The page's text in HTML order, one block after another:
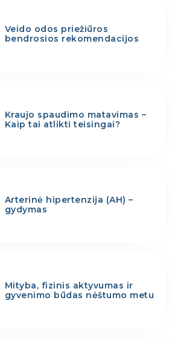
Veido odos priežiūros
bendrosios rekomendacijos
Kraujo spaudimo matavimas –
Kaip tai atlikti teisingai?
Arterinė hipertenzija (AH) –
gydymas
Mityba, fizinis aktyvumas ir
gyvenimo būdas nėštumo metu